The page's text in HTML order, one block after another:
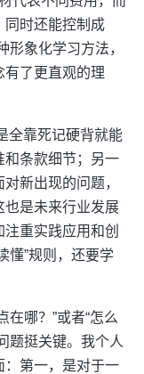
同时还能控制成
形象化学习方法，
有了更直观的理
全靠死记硬背就能
和条款细节；另一
新出现的问题，
也是未来行业发展
重实践应用和创
懂”规则，还要学
哪？”或者“怎么
题挺关键。我个人
：第一，是对于一